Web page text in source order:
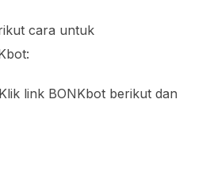
cara untuk
Klik link BONKbot berikut dan